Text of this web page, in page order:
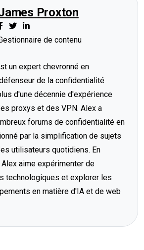
Proxton
de contenu
un expert chevronné en
de la confidentialité
d'une décennie d'expérience
proxys et des VPN. Alex a
forums de confidentialité en
par la simplification de sujets
utilisateurs quotidiens. En
aime expérimenter de
technologiques et explorer les
en matière d'IA et de web